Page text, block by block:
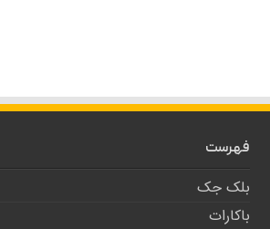
فهرست
بلک جک
باکارات